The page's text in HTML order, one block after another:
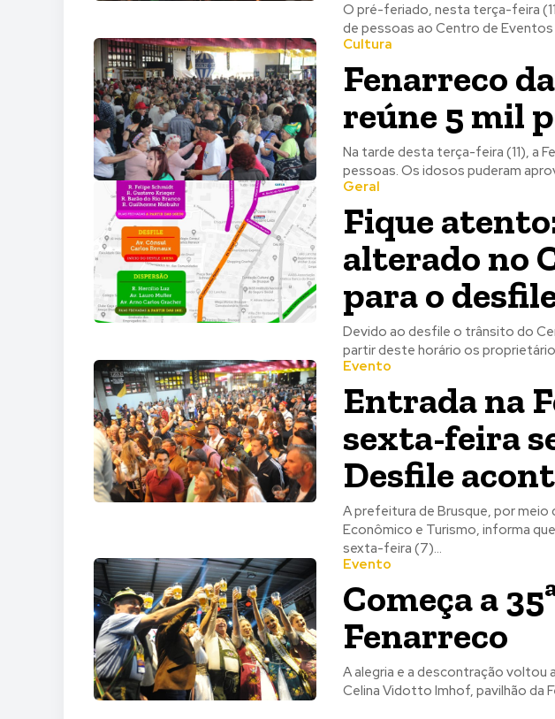
O pré-feriado, nesta terça-feira
de pessoas ao Centro de
Cultura
Fenarreco
reúne 5 mil
Na tarde desta terça-feira (11), a
pessoas. Os idosos puderam
Geral
Fique
alterado no
para o
Devido ao desfile o trânsito do
partir deste horário os
Evento
Entrada na
sexta-feira
Desfile
A prefeitura de Brusque, por
Econômico e Turismo, informa
sexta-feira (7)...
Evento
Começa a
Fenarreco
A alegria e a descontração voltou
Celina Vidotto Imhof, pavilhão da